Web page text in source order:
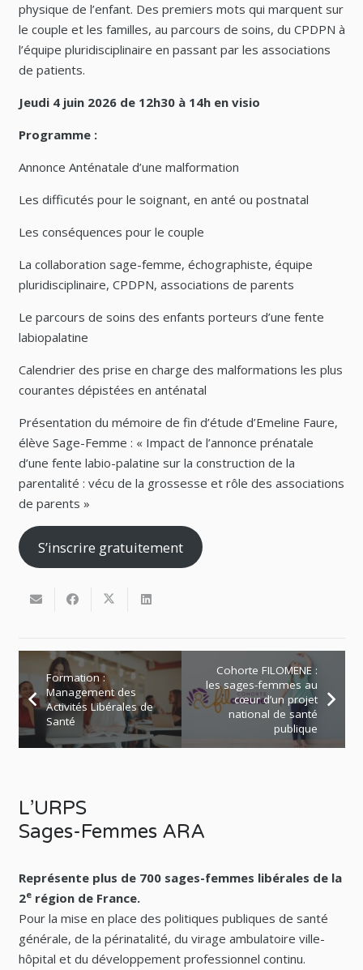
physique de l’enfant. Des premiers mots qui marquent sur
le couple et les familles, au parcours de soins, du CPDPN à
l’équipe pluridisciplinaire en passant par les associations
de patients.
Jeudi 4 juin 2026 de 12h30 à 14h en visio
Programme :
Annonce Anténatale d’une malformation
Les difficutés pour le soignant, en anté ou postnatal
Les conséquences pour le couple
La collaboration sage-femme, échographiste, équipe
pluridisciplinaire, CPDPN, associations de parents
Le parcours de soins des enfants porteurs d’une fente
labiopalatine
Calendrier des prise en charge des malformations les plus
courantes dépistées en anténatal
Présentation du mémoire de fin d’étude d’Emeline Faure,
élève Sage-Femme : « Impact de l’annonce prénatale
d’une fente labio-palatine sur la construction de la
parentalité : vécu de la grossesse et rôle des associations
de parents »
S’inscrire gratuitement
Formation :
Management des
Activités Libérales de
Santé
Cohorte FILOMENE :
les sages-femmes au
cœur d’un projet
national de santé
publique
L’URPS
Sages-Femmes ARA
Représente plus de 700 sages-femmes libérales de la
2erégion de France.
Pour la mise en place des politiques publiques de santé
générale, de la périnatalité, du virage ambulatoire ville-
hôpital et du développement professionnel continu.